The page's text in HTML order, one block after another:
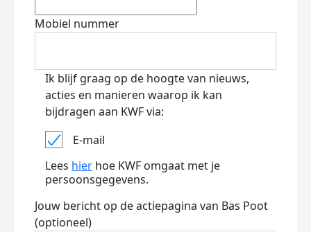
Mobiel nummer
Ik blijf graag op de hoogte van nieuws,
acties en manieren waarop ik kan
bijdragen aan KWF via:
E-mail
Lees hier hoe KWF omgaat met je
persoonsgegevens.
Jouw bericht op de actiepagina van Bas Poot
(optioneel)